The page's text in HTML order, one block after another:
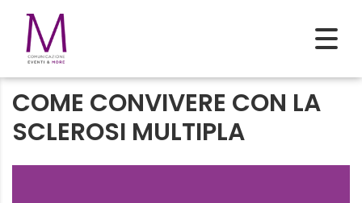
COME CONVIVERE CON LA
SCLEROSI MULTIPLA